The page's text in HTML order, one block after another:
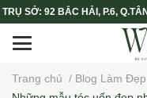
TRỤ SỞ: 92 BẮC HẢI, P.6,
Trang chủ / Blog Làm